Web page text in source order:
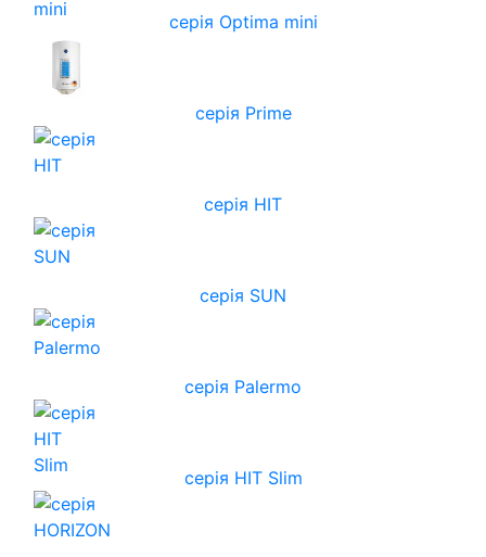
серія Optima mini
серія Prime
серія HIT
серія SUN
серія Palermo
серія HIT Slim